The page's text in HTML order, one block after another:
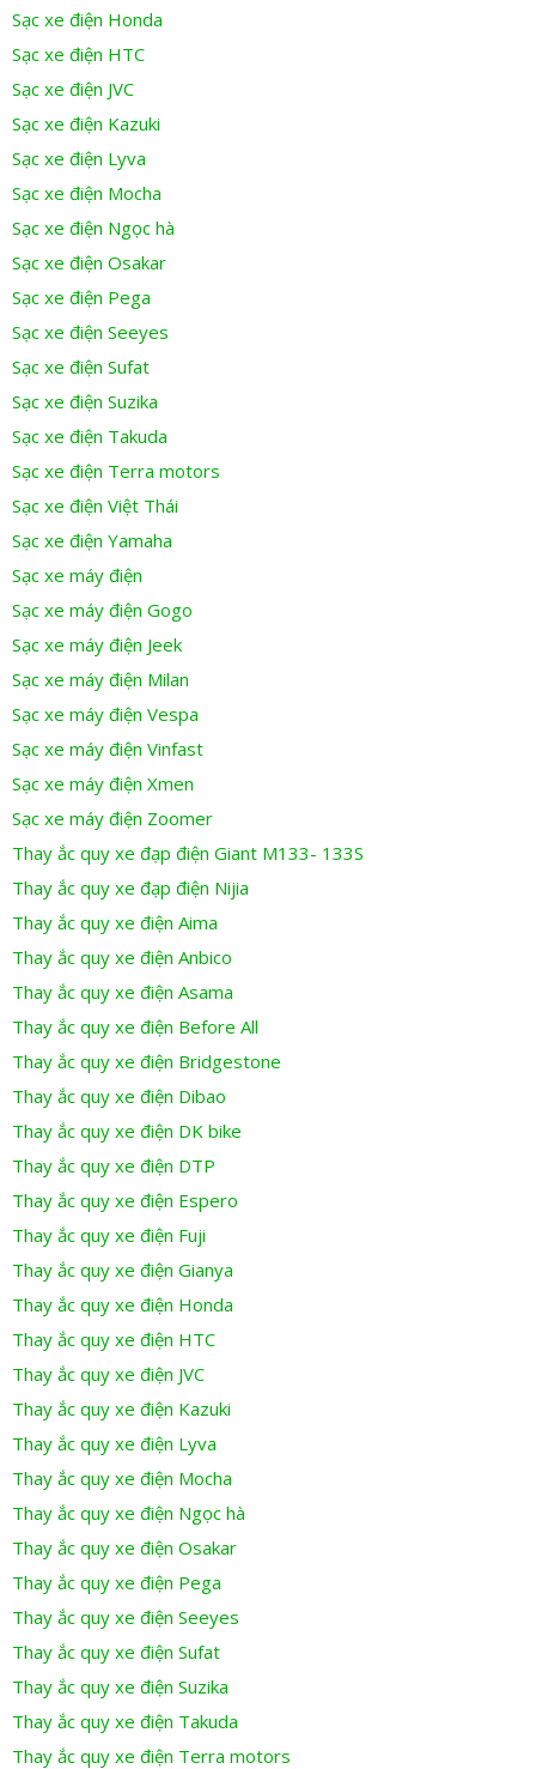
Sạc xe điện Honda
Sạc xe điện HTC
Sạc xe điện JVC
Sạc xe điện Kazuki
Sạc xe điện Lyva
Sạc xe điện Mocha
Sạc xe điện Ngọc hà
Sạc xe điện Osakar
Sạc xe điện Pega
Sạc xe điện Seeyes
Sạc xe điện Sufat
Sạc xe điện Suzika
Sạc xe điện Takuda
Sạc xe điện Terra motors
Sạc xe điện Việt Thái
Sạc xe điện Yamaha
Sạc xe máy điện
Sạc xe máy điện Gogo
Sạc xe máy điện Jeek
Sạc xe máy điện Milan
Sạc xe máy điện Vespa
Sạc xe máy điện Vinfast
Sạc xe máy điện Xmen
Sạc xe máy điện Zoomer
Thay ắc quy xe đạp điện Giant M133- 133S
Thay ắc quy xe đạp điện Nijia
Thay ắc quy xe điện Aima
Thay ắc quy xe điện Anbico
Thay ắc quy xe điện Asama
Thay ắc quy xe điện Before All
Thay ắc quy xe điện Bridgestone
Thay ắc quy xe điện Dibao
Thay ắc quy xe điện DK bike
Thay ắc quy xe điện DTP
Thay ắc quy xe điện Espero
Thay ắc quy xe điện Fuji
Thay ắc quy xe điện Gianya
Thay ắc quy xe điện Honda
Thay ắc quy xe điện HTC
Thay ắc quy xe điện JVC
Thay ắc quy xe điện Kazuki
Thay ắc quy xe điện Lyva
Thay ắc quy xe điện Mocha
Thay ắc quy xe điện Ngọc hà
Thay ắc quy xe điện Osakar
Thay ắc quy xe điện Pega
Thay ắc quy xe điện Seeyes
Thay ắc quy xe điện Sufat
Thay ắc quy xe điện Suzika
Thay ắc quy xe điện Takuda
Thay ắc quy xe điện Terra motors